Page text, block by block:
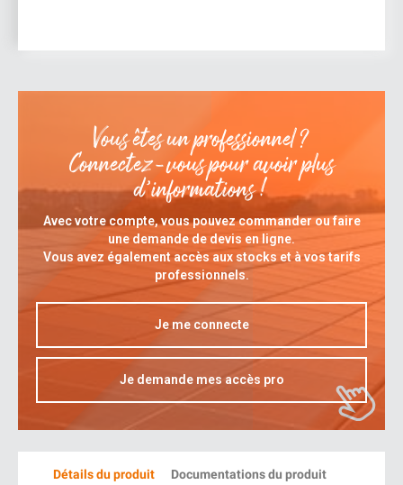
Vous êtes un professionnel ?
Connectez-vous pour avoir plus
d’informations !
Avec votre compte, vous pouvez commander ou faire
une demande de devis en ligne.
Vous avez également accès aux stocks et à vos tarifs
professionnels.
Je me connecte
Je demande mes accès pro
Détails du produit Documentations du produit